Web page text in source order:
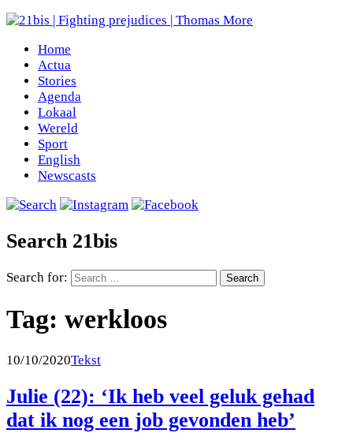
Home
Actua
Stories
Agenda
Lokaal
Wereld
Sport
English
Newscasts
Search 21bis
Search for:
Tag: werkloos
10/10/2020Tekst
Julie (22): ‘Ik heb veel geluk gehad
dat ik nog een job gevonden heb’